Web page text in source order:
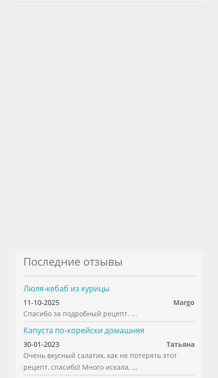
Последние отзывы
Люля-кебаб из курицы
11-10-2025
Margo
Спасибо за подробный рецепт. ...
Капуста по-корейски домашняя
30-01-2023
Татьяна
Очень вкусный салатик, как не потерять этот
рецепт, спасибо! Много искала, ...